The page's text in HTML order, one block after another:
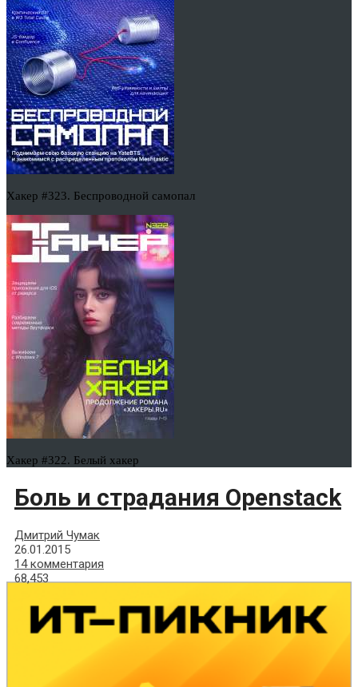
Хакер #323. Беспроводной самопал
Хакер #322. Белый хакер
Боль и страдания Openstack
Дмитрий Чумак
26.01.2015
14 комментария
68,453